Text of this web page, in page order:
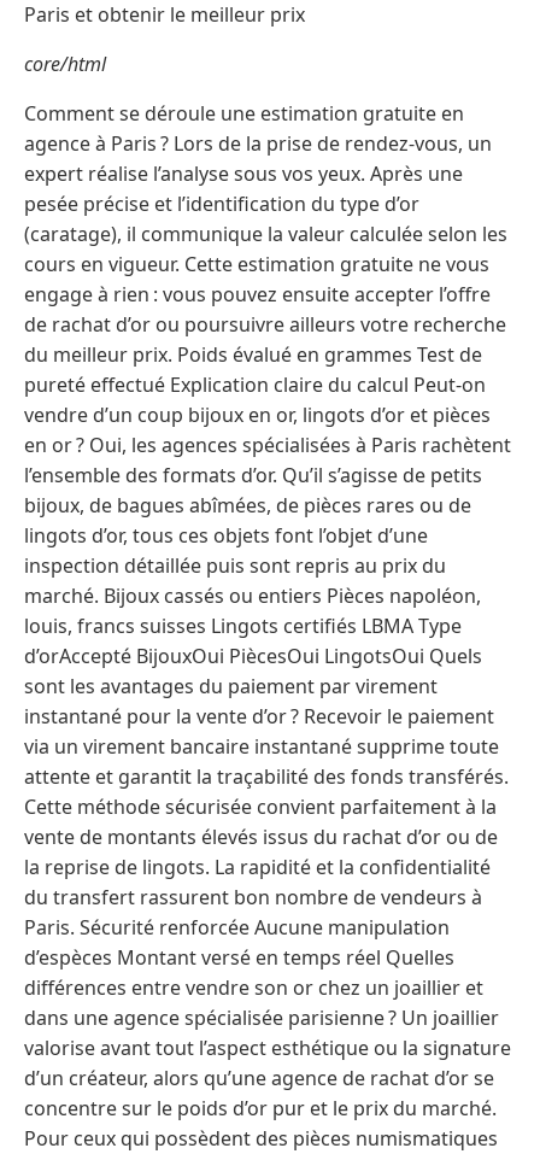
Paris et obtenir le meilleur prix
core/html
Comment se déroule une estimation gratuite en
agence à Paris ? Lors de la prise de rendez-vous, un
expert réalise l’analyse sous vos yeux. Après une
pesée précise et l’identification du type d’or
(caratage), il communique la valeur calculée selon les
cours en vigueur. Cette estimation gratuite ne vous
engage à rien : vous pouvez ensuite accepter l’offre
de rachat d’or ou poursuivre ailleurs votre recherche
du meilleur prix. Poids évalué en grammes Test de
pureté effectué Explication claire du calcul Peut-on
vendre d’un coup bijoux en or, lingots d’or et pièces
en or ? Oui, les agences spécialisées à Paris rachètent
l’ensemble des formats d’or. Qu’il s’agisse de petits
bijoux, de bagues abîmées, de pièces rares ou de
lingots d’or, tous ces objets font l’objet d’une
inspection détaillée puis sont repris au prix du
marché. Bijoux cassés ou entiers Pièces napoléon,
louis, francs suisses Lingots certifiés LBMA Type
d’orAccepté BijouxOui PiècesOui LingotsOui Quels
sont les avantages du paiement par virement
instantané pour la vente d’or ? Recevoir le paiement
via un virement bancaire instantané supprime toute
attente et garantit la traçabilité des fonds transférés.
Cette méthode sécurisée convient parfaitement à la
vente de montants élevés issus du rachat d’or ou de
la reprise de lingots. La rapidité et la confidentialité
du transfert rassurent bon nombre de vendeurs à
Paris. Sécurité renforcée Aucune manipulation
d’espèces Montant versé en temps réel Quelles
différences entre vendre son or chez un joaillier et
dans une agence spécialisée parisienne ? Un joaillier
valorise avant tout l’aspect esthétique ou la signature
d’un créateur, alors qu’une agence de rachat d’or se
concentre sur le poids d’or pur et le prix du marché.
Pour ceux qui possèdent des pièces numismatiques